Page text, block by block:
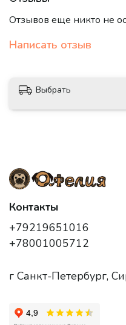
Отзывов еще никто не
Написать отзыв
Выбрать
Контакты
+79219651016
+78001005712
г Санкт-Петербург,